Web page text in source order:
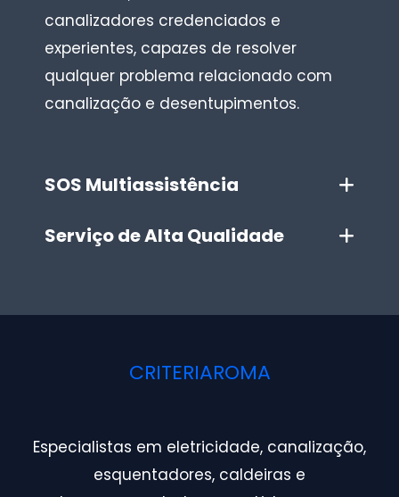
canalizadores credenciados e
experientes, capazes de resolver
qualquer problema relacionado com
canalização e desentupimentos.
SOS Multiassistência
Serviço de Alta Qualidade
CRITERIAROMA
Especialistas em eletricidade, canalização,
esquentadores, caldeiras e